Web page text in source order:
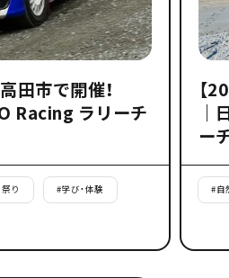
田市で開催！
Racing ラリーチ
り #学び・体験
【
｜
ー
#自